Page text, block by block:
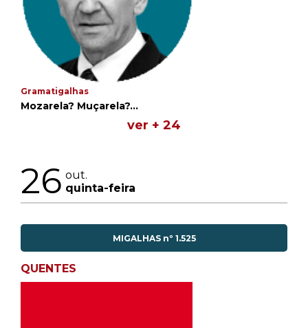
Gramatigalhas
Mozarela? Muçarela?...
ver + 24
26 out.
quinta-feira
MIGALHAS nº 1.525
QUENTES